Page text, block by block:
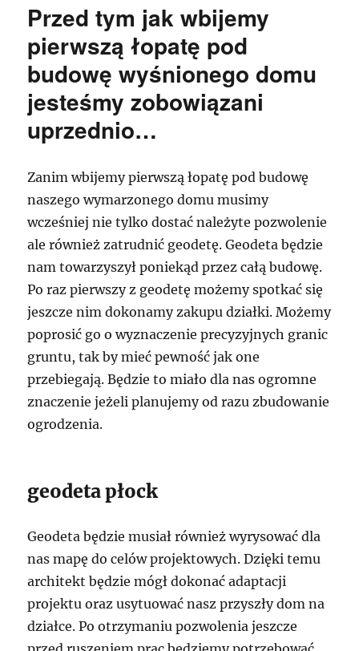
Przed tym jak wbijemy
pierwszą łopatę pod
budowę wyśnionego domu
jesteśmy zobowiązani
uprzednio…
Zanim wbijemy pierwszą łopatę pod budowę
naszego wymarzonego domu musimy
wcześniej nie tylko dostać należyte pozwolenie
ale również zatrudnić geodetę. Geodeta będzie
nam towarzyszył poniekąd przez całą budowę.
Po raz pierwszy z geodetę możemy spotkać się
jeszcze nim dokonamy zakupu działki. Możemy
poprosić go o wyznaczenie precyzyjnych granic
gruntu, tak by mieć pewność jak one
przebiegają. Będzie to miało dla nas ogromne
znaczenie jeżeli planujemy od razu zbudowanie
ogrodzenia.
geodeta płock
Geodeta będzie musiał również wyrysować dla
nas mapę do celów projektowych. Dzięki temu
architekt będzie mógł dokonać adaptacji
projektu oraz usytuować nasz przyszły dom na
działce. Po otrzymaniu pozwolenia jeszcze